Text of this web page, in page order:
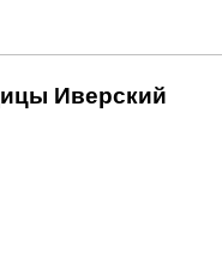
Иверский